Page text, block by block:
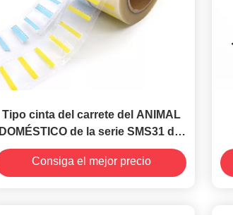
Tipo cinta del carrete del ANIMAL
DOMÉSTICO de la serie SMS31 del
empalme de SMT para la máquina
automática de Fuji NXT
Consiga el mejor precio